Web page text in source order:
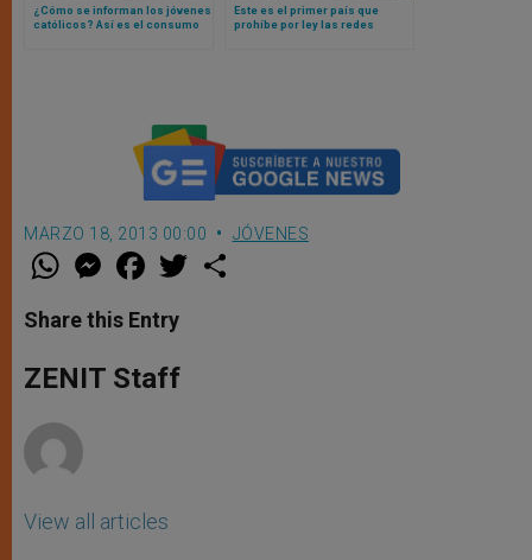
¿Cómo se informan los jóvenes
católicos? Así es el consumo
Este es el primer país que
prohíbe por ley las redes
MARZO 18, 2013 00:00 JÓVENES
W
t
s
p
p
M
e
s
e
g
e
F
a
e
b
o
k
w
Share this Entry
ZENIT Staff
View all articles